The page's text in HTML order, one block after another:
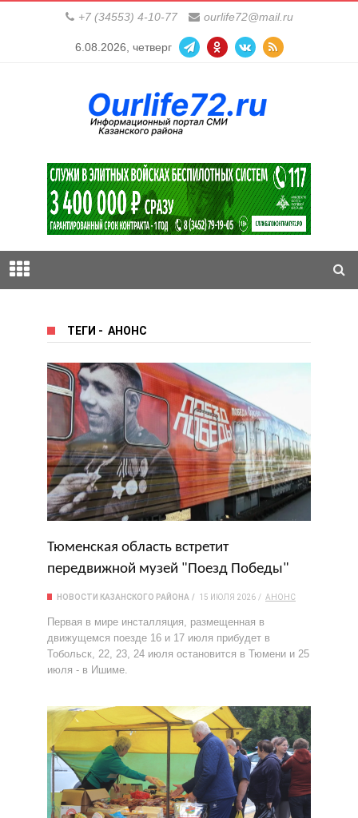
+7 (34553) 4-10-77 ourlife72@mail.ru
6.08.2026, четверг
ТЕГИ - АНОНС
Тюменская область встретит
передвижной музей "Поезд Победы"
НОВОСТИ КАЗАНСКОГО РАЙОНА 15 ИЮЛЯ 2026 АНОНС
Первая в мире инсталляция, размещенная в
движущемся поезде 16 и 17 июля прибудет в
Тобольск, 22, 23, 24 июля остановится в Тюмени и 25
июля - в Ишиме.